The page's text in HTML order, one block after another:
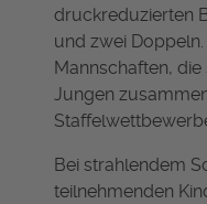
druckreduzierten
und zwei
Mannschaften,
Jungen
Bei strahlendem
teilnehmenden